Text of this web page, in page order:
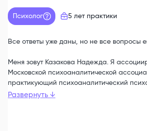
Психолог 5 летпрактики
Все ответы уже даны, но не все вопросы
Меня зовут Казакова Надежда. Я
Московской психоаналитической
практикующий психоаналитический
Развернуть ↓